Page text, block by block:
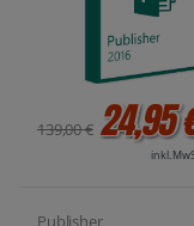
139,00 € 24,95
inkl.
Publisher